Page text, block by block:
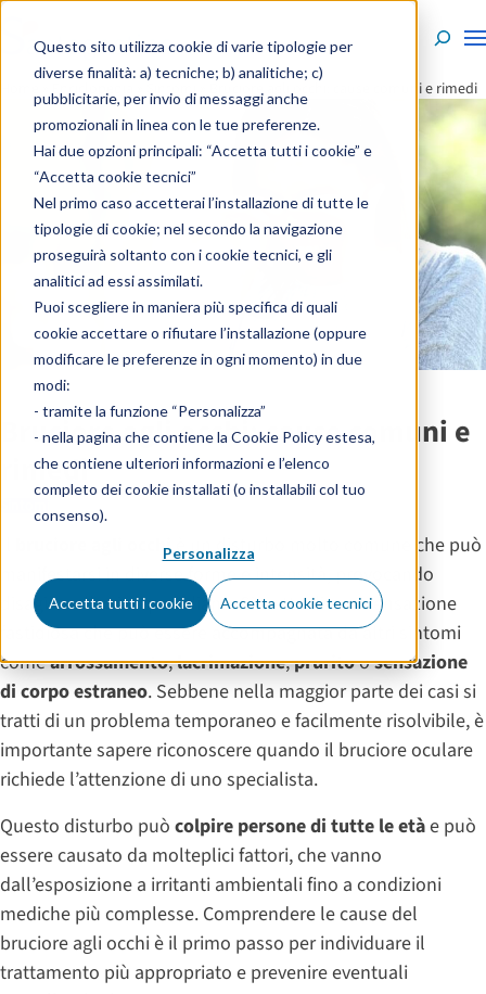
Questo sito utilizza cookie di varie tipologie per
diverse finalità: a) tecniche; b) analitiche; c)
pubblicitarie, per invio di messaggi anche
promozionali in linea con le tue preferenze.
Hai due opzioni principali: “Accetta tutti i cookie” e
“Accetta cookie tecnici”
Nel primo caso accetterai l’installazione di tutte le
tipologie di cookie; nel secondo la navigazione
proseguirà soltanto con i cookie tecnici, e gli
analitici ad essi assimilati.
Puoi scegliere in maniera più specifica di quali
cookie accettare o rifiutare l’installazione (oppure
modificare le preferenze in ogni momento) in due
modi:
- tramite la funzione “Personalizza”
- nella pagina che contiene la Cookie Policy estesa,
che contiene ulteriori informazioni e l’elenco
completo dei cookie installati (o installabili col tuo
consenso).
Personalizza
Accetta tutti i cookie Accetta cookie tecnici
»Enciclopedia Sintomi Bruciore agli occhi: cause comuni e rimedi
Bruciore agli occhi: cause comuni e
rimedi
bruciore agli occhiè un disturbo molto comune che può
manifestarsi in diverse forme e intensità, provocando
disagio nella vita quotidiana. Si tratta di una sensazione
fastidiosa che può essere accompagnata da altri sintomi
comearrossamento,lacrimazione,pruritoosensazione
di corpo estraneo. Sebbene nella maggior parte dei casi si
tratti di un problema temporaneo e facilmente risolvibile, è
importante sapere riconoscere quando il bruciore oculare
richiede l’attenzione di uno specialista.
Questo disturbo può colpire persone di tutte le etàe può
essere causato da molteplici fattori, che vanno
dall’esposizione a irritanti ambientali fino a condizioni
mediche più complesse. Comprendere le cause del
bruciore agli occhi è il primo passo per individuare il
trattamento più appropriato e prevenire eventuali